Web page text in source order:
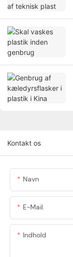
Kontakt os
Navn
E-Mail.
Indhold